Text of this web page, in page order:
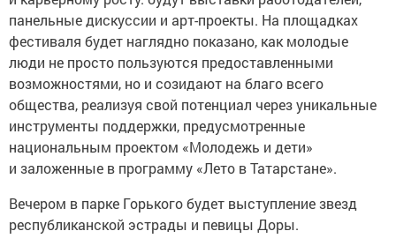
панельные дискуссии и арт-проекты. На площадках
фестиваля будет наглядно показано, как молодые
люди не просто пользуются предоставленными
возможностями, но и созидают на благо всего
общества, реализуя свой потенциал через уникальные
инструменты поддержки, предусмотренные
национальным проектом «Молодежь и дети»
и заложенные в программу «Лето в Татарстане».
Вечером в парке Горького будет выступление звезд
республиканской эстрады и певицы Доры.